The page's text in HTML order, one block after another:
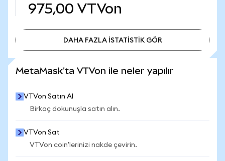
975,00 VTVon
DAHA FAZLA İSTATİSTİK GÖR
MetaMask'ta VTVon ile neler yapılır
VTVon Satın Al
Birkaç dokunuşla satın alın.
VTVon Sat
VTVon coin'lerinizi nakde çevirin.